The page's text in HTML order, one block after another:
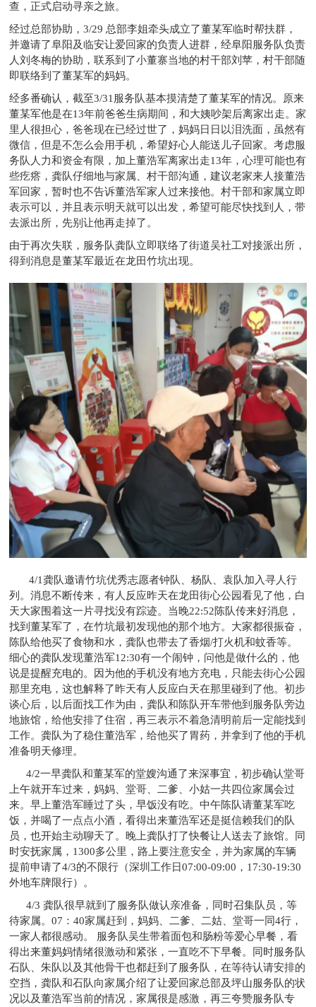
查，正式启动寻亲之旅。
经过总部协助，3/29 总部李姐牵头成立了董某军临时帮扶群，
并邀请了阜阳及临安让爱回家的负责人进群，经阜阳服务队负责
人刘冬梅的协助，联系到了小董寨当地的村干部刘苹，村干部随
即联络到了董某军的妈妈。
经多番确认，截至3/31服务队基本摸清楚了董某军的情况。原来
董某军他是在13年前爸爸生病期间，和大姨吵架后离家出走。家
里人很担心，爸爸现在已经过世了，妈妈日日以泪洗面，虽然有
微信，但是不怎么会用手机，希望好心人能送儿子回家。考虑服
务队人力和资金有限，加上董浩军离家出走13年，心理可能也有
些疙瘩，龚队仔细地与家属、村干部沟通，建议老家来人接董浩
军回家，暂时也不告诉董浩军家人过来接他。村干部和家属立即
表示可以，并且表示明天就可以出发，希望可能尽快找到人，带
去派出所，先别让他再走掉了。
由于再次失联，服务队龚队立即联络了街道吴社工对接派出所，
得到消息是董某军最近在龙田竹坑出现。
4/1龚队邀请竹坑优秀志愿者钟队、杨队、袁队加入寻人行
列。消息不断传来，有人反应昨天在龙田街心公园看见了他，白
天大家围着这一片寻找没有踪迹。当晚22:52陈队传来好消息，
找到董某军了，在竹坑最初发现他的那个地方。大家都很振奋，
陈队给他买了食物和水，龚队也带去了香烟/打火机和蚊香等。
细心的龚队发现董浩军12:30有一个闹钟，问他是做什么的，他
说是提醒充电的。因为他的手机没有地方充电，只能去街心公园
那里充电，这也解释了昨天有人反应白天在那里碰到了他。初步
谈心后，以后面找工作为由，龚队和陈队开车带他到服务队旁边
地旅馆，给他安排了住宿，再三表示不着急清明前后一定能找到
工作。龚队为了稳住董浩军，给他买了胃药，并拿到了他的手机
准备明天修理。
4/2一早龚队和董某军的堂嫂沟通了来深事宜，初步确认堂哥
上午就开车过来，妈妈、堂哥、二爹、小姑一共四位家属会过
来。早上董浩军睡过了头，早饭没有吃。中午陈队请董某军吃
饭，并喝了一点点小酒，看得出来董浩军还是挺信赖我们的队
员，也开始主动聊天了。晚上龚队打了快餐让人送去了旅馆。同
时安抚家属，1300多公里，路上要注意安全，并为家属的车辆
提前申请了4/3的不限行（深圳工作日07:00-09:00，17:30-19:30
外地车牌限行）。
4/3 龚队很早就到了服务队做认亲准备，同时召集队员，等
待家属。07：40家属赶到，妈妈、二爹、二姑、堂哥一同4行，
一家人都很感动。 服务队吴生带着面包和肠粉等爱心早餐，看
得出来董妈妈情绪很激动和紧张，一直吃不下早餐。同时服务队
石队、朱队以及其他骨干也都赶到了服务队，在等待认请安排的
空挡，龚队和石队向家属介绍了让爱回家总部及坪山服务队的状
况以及董浩军当前的情况，家属很是感激，再三夸赞服务队专